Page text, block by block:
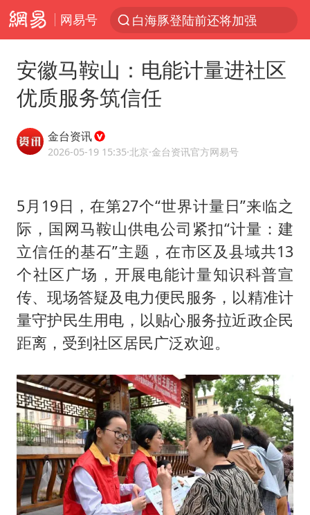
网易号
白海豚登陆前还将加强
河南重大刑案嫌犯夏某钢落网
国乒女单三将晋级四强
日本发布排名：“中国第一，美日德韩英法居后”
茅台部分直营店飞天茅台提价
白海豚将正面袭击贯穿浙江
宇树王兴兴被问了360多个问题
上四休三，但降薪1000元，你接受吗？
郑丽文：台湾从来没有“独立”过
商场现钱学森巨幅海报 负责人回应
老挝国会主席赛宋蓬逝世
乐享全民健身 共筑健康中国
安徽马鞍山：电能计量进社区
优质服务筑信任
金台资讯
2026-05-19 15:35·北京·金台资讯官方网易号
5月19日，在第27个“世界计量日”来临之
际，国网马鞍山供电公司紧扣“计量：建
立信任的基石”主题，在市区及县域共13
个社区广场，开展电能计量知识科普宣
传、现场答疑及电力便民服务，以精准计
量守护民生用电，以贴心服务拉近政企民
距离，受到社区居民广泛欢迎。